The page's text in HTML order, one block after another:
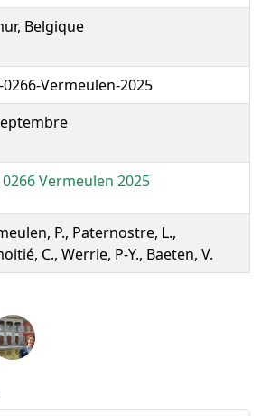
Belgique
0266-Vermeulen-2025
0266 Vermeulen 2025
P., Paternostre, L.,
C., Werrie, P-Y., Baeten, V.